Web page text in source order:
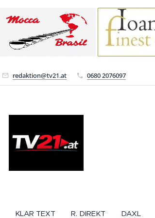
redaktion@tv21.at 0680 2076097
KLAR TEXT R. DIREKT DAXL